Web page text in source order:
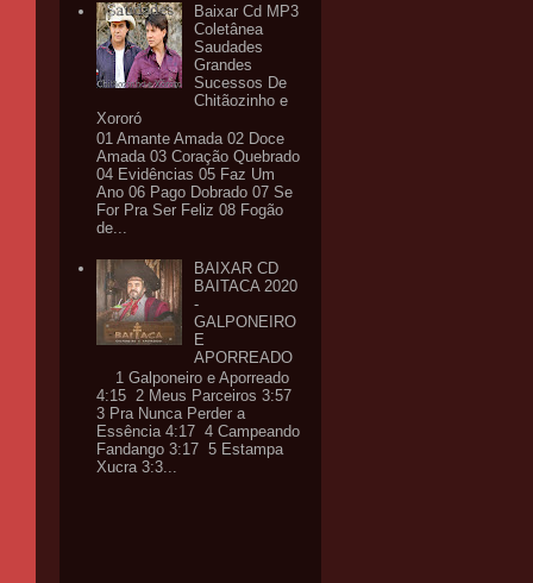
Baixar Cd MP3
Coletânea
Saudades
Grandes
Sucessos De
Chitãozinho e
Xororó
01 Amante Amada 02 Doce
Amada 03 Coração Quebrado
04 Evidências 05 Faz Um
Ano 06 Pago Dobrado 07 Se
For Pra Ser Feliz 08 Fogão
de...
BAIXAR CD
BAITACA 2020
-
GALPONEIRO
E
APORREADO
1 Galponeiro e Aporreado
4:15 2 Meus Parceiros 3:57
3 Pra Nunca Perder a
Essência 4:17 4 Campeando
Fandango 3:17 5 Estampa
Xucra 3:3...